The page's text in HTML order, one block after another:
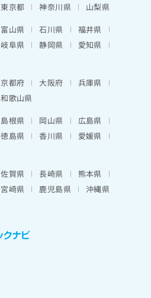
東京都 神奈川県
山梨県
富山県 石川県
福井県
岐阜県 静岡県
愛知県
京都府 大阪府
兵庫県
和歌山県
島根県 岡山県
広島県
徳島県 香川県
愛媛県
佐賀県 長崎県
熊本県
宮崎県 鹿児島県 沖縄県